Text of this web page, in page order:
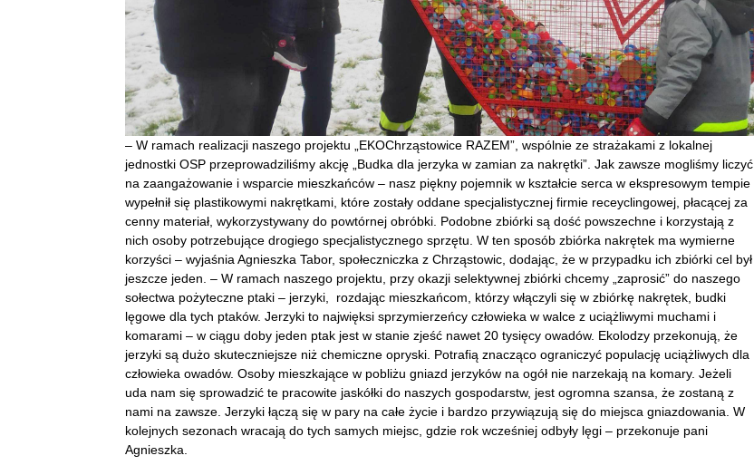
– W ramach realizacji naszego projektu „EKOChrząstowice RAZEM”, wspólnie ze strażakami z lokalnej
jednostki OSP przeprowadziliśmy akcję „Budka dla jerzyka w zamian za nakrętki”. Jak zawsze mogliśmy liczyć
na zaangażowanie i wsparcie mieszkańców – nasz piękny pojemnik w kształcie serca w ekspresowym tempie
wypełnił się plastikowymi nakrętkami, które zostały oddane specjalistycznej firmie receyclingowej, płacącej za
cenny materiał, wykorzystywany do powtórnej obróbki. Podobne zbiórki są dość powszechne i korzystają z
nich osoby potrzebujące drogiego specjalistycznego sprzętu. W ten sposób zbiórka nakrętek ma wymierne
korzyści – wyjaśnia Agnieszka Tabor, społeczniczka z Chrząstowic, dodając, że w przypadku ich zbiórki cel był
jeszcze jeden. – W ramach naszego projektu, przy okazji selektywnej zbiórki chcemy „zaprosić” do naszego
sołectwa pożyteczne ptaki – jerzyki, rozdając mieszkańcom, którzy włączyli się w zbiórkę nakrętek, budki
lęgowe dla tych ptaków. Jerzyki to najwięksi sprzymierzeńcy człowieka w walce z uciążliwymi muchami i
komarami – w ciągu doby jeden ptak jest w stanie zjeść nawet 20 tysięcy owadów. Ekolodzy przekonują, że
jerzyki są dużo skuteczniejsze niż chemiczne opryski. Potrafią znacząco ograniczyć populację uciążliwych dla
człowieka owadów. Osoby mieszkające w pobliżu gniazd jerzyków na ogół nie narzekają na komary. Jeżeli
uda nam się sprowadzić te pracowite jaskółki do naszych gospodarstw, jest ogromna szansa, że zostaną z
nami na zawsze. Jerzyki łączą się w pary na całe życie i bardzo przywiązują się do miejsca gniazdowania. W
kolejnych sezonach wracają do tych samych miejsc, gdzie rok wcześniej odbyły lęgi – przekonuje pani
Agnieszka.